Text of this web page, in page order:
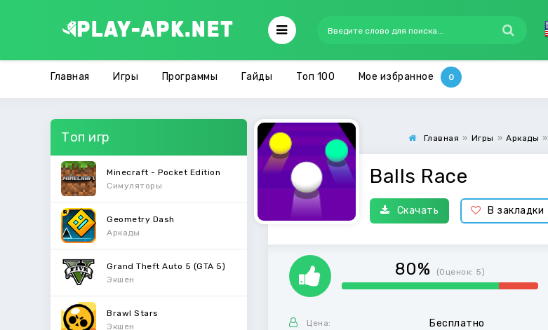
Главная Игры Программы Гайды Топ 100 Мое избранное
Топ игр
Minecraft - Pocket Edition
Симуляторы
Geometry Dash
Аркады
Grand Theft Auto 5 (GTA 5)
Экшен
Brawl Stars
Экшен
Главная » Игры » Аркады »
Balls Race
Скачать В закладки
80% (Оценок: 5)
Цена: Бесплатно